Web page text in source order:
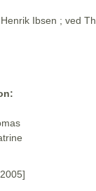
Ibsen ; ved